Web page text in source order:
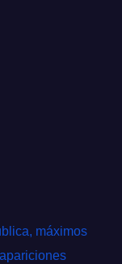
máximos